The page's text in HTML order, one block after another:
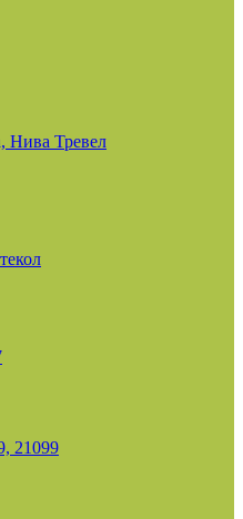
Нива Тревел
21099